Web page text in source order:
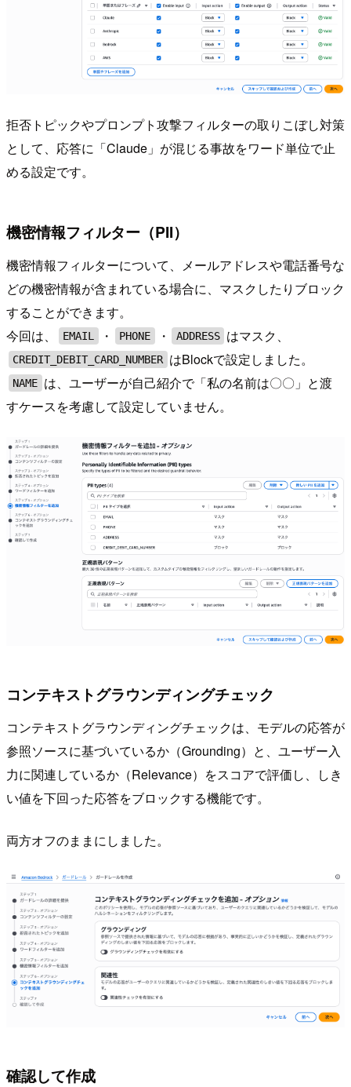
拒否トピックやプロンプト攻撃フィルターの取りこぼし対策
として、応答に「Claude」が混じる事故をワード単位で止
める設定です。
機密情報フィルター（PII）
機密情報フィルターについて、メールアドレスや電話番号な
どの機密情報が含まれている場合に、マスクしたりブロック
することができます。
今回は、
EMAIL ・ PHONE ・ ADDRESS はマスク、
CREDIT_DEBIT_CARD_NUMBER はBlockで設定しました。
NAME は、ユーザーが自己紹介で「私の名前は〇〇」と渡
すケースを考慮して設定していません。
コンテキストグラウンディングチェック
コンテキストグラウンディングチェックは、モデルの応答が
参照ソースに基づいているか（Grounding）と、ユーザー入
力に関連しているか（Relevance）をスコアで評価し、しき
い値を下回った応答をブロックする機能です。
両方オフのままにしました。
確認して作成